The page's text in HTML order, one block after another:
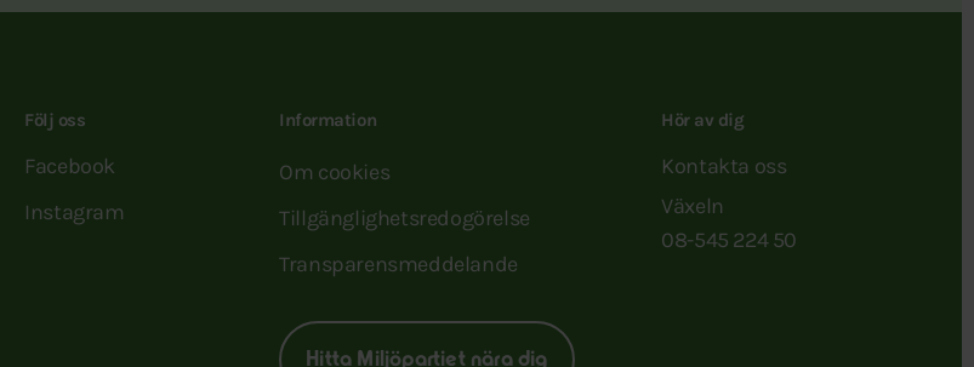
Följ oss
Facebook
Instagram
Information
Om cookies
Tillgänglighetsredogörelse
Transparensmeddelande
Hitta Miljöpartiet nära dig
Hör av dig
Kontakta oss
Växeln
08-545 224 50